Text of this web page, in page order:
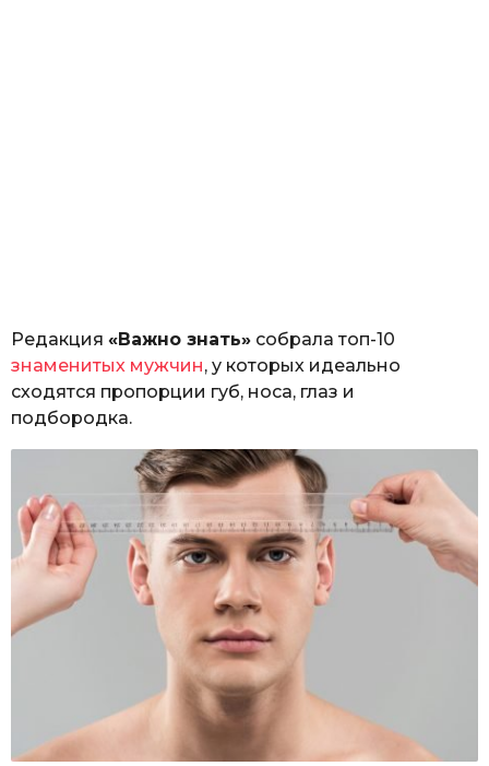
Редакция «Важно знать» собрала топ-10
знаменитых мужчин, у которых идеально
сходятся пропорции губ, носа, глаз и
подбородка.